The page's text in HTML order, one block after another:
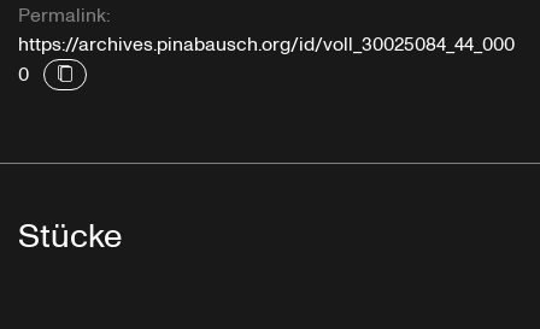
Permalink:
https://archives.pinabausch.org/id/voll_30025084_44_000
0
Stücke